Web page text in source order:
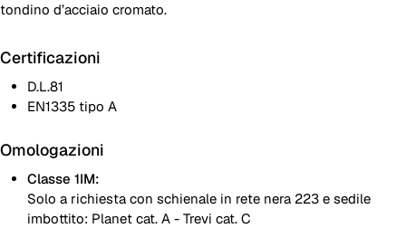
tondino d’acciaio cromato.
Certificazioni
D.L.81
EN1335 tipo A
Omologazioni
Classe 1IM:
Solo a richiesta con schienale in rete nera 223 e sedile
imbottito: Planet cat. A - Trevi cat. C